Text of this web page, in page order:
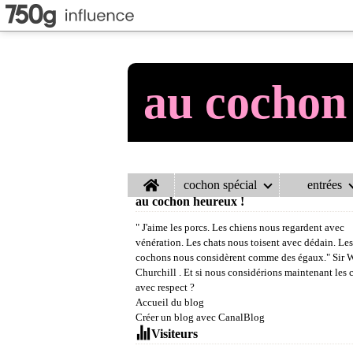
au
Home cochon spécial entrées
au cochon heureux !
" J'aime les porcs. Les chiens nous regardent avec
vénération. Les chats nous toisent avec dédain. Les
cochons nous considèrent comme des égaux." Sir
Churchill . Et si nous considérions maintenant les
avec respect ?
Accueil du blog
Créer un blog avec CanalBlog
Visiteurs